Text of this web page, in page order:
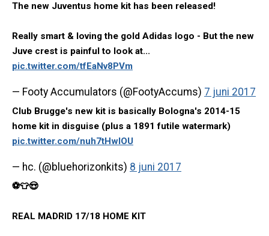
The new Juventus home kit has been released!
Really smart & loving the gold Adidas logo - But the new
Juve crest is painful to look at...
pic.twitter.com/tfEaNv8PVm
— Footy Accumulators (@FootyAccums) 7 juni 2017
Club Brugge's new kit is basically Bologna's 2014-15
home kit in disguise (plus a 1891 futile watermark)
pic.twitter.com/nuh7tHwlOU
— hc. (@bluehorizonkits) 8 juni 2017
⚽👕😍
REAL MADRID 17/18 HOME KIT